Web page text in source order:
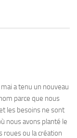
a tenu un nouveau
parce que nous
les besoins ne sont
nous avons planté le
roues ou la création